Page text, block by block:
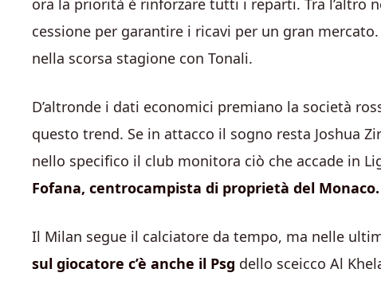
ora la priorità è rinforzare tutti i reparti. Tra l’altro
cessione per garantire i ricavi per un gran
nella scorsa stagione con Tonali.
D’altronde i dati economici premiano la società
questo trend. Se in attacco il sogno resta Joshua
nello specifico il club monitora ciò che accade in
Fofana, centrocampista di proprietà del Monaco.
Il Milan segue il calciatore da tempo, ma nelle
sul giocatore c’è anche il Psg dello sceicco Al